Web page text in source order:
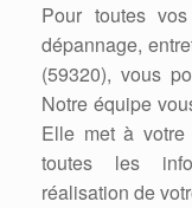
Pour toutes
dépannage,
(59320), vous
Notre équipe
Elle met à
toutes les
réalisation de